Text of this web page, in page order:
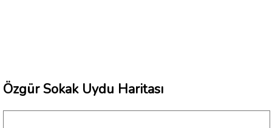
Özgür Sokak Uydu Haritası